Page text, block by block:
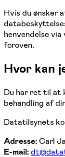
Hvis du ønsker
henvendelse
foroven.
Hvor kan
Du har ret til at
behandling af
Datatilsynets
Adresse:Carl
E-mail: